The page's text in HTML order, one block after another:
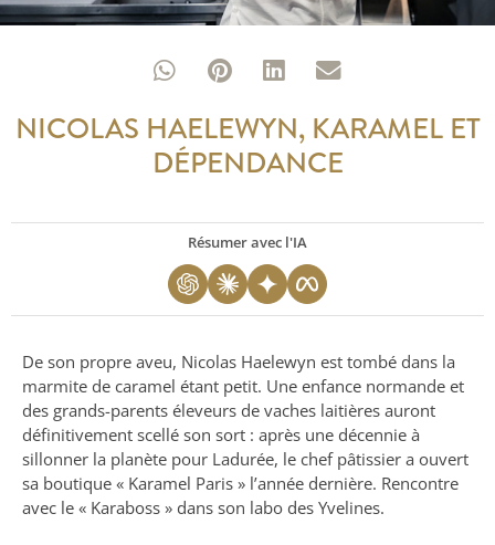
NICOLAS HAELEWYN, KARAMEL ET
DÉPENDANCE
Résumer avec l'IA
De son propre aveu, Nicolas Haelewyn est tombé dans la
marmite de caramel étant petit. Une enfance normande et
des grands-parents éleveurs de vaches laitières auront
définitivement scellé son sort : après une décennie à
sillonner la planète pour Ladurée, le chef pâtissier a ouvert
sa boutique « Karamel Paris » l’année dernière. Rencontre
avec le « Karaboss » dans son labo des Yvelines.